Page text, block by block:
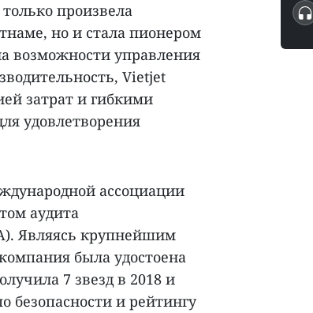
произвела
но и стала пионером
возможности управления
Vietjet
затрат и гибкими
удовлетворения
ассоциации
аудита
Являясь крупнейшим
была удостоена
7 звезд в 2018 и
безопасности и рейтингу